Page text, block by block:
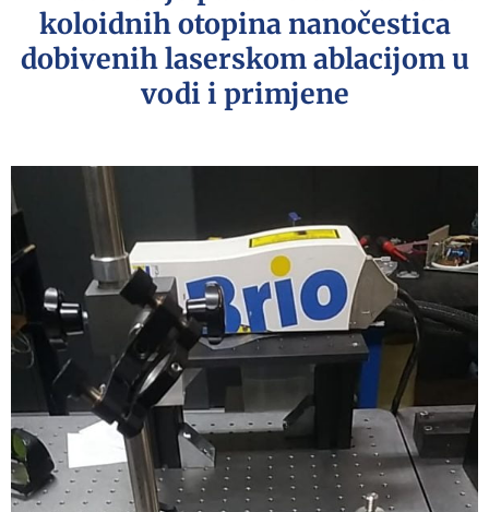
koloidnih otopina nanočestica
dobivenih laserskom ablacijom u
vodi i primjene